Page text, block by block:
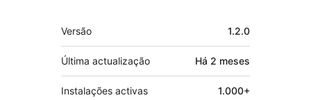
Metadados
Versão 1.2.0
Última actualização Há 2 meses
Instalações activas 1.000+